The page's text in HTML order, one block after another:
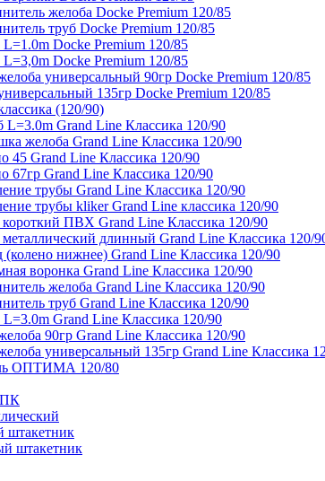
желоба Docke Premium 120/85
труб Docke Premium 120/85
L=1.0m Docke Premium 120/85
L=3,0m Docke Premium 120/85
универсальный 90гр Docke Premium 120/85
135гр Docke Premium 120/85
(120/90)
L=3.0m Grand Line Классика 120/90
желоба Grand Line Классика 120/90
45 Grand Line Классика 120/90
67гр Grand Line Классика 120/90
трубы Grand Line Классика 120/90
трубы kliker Grand Line классика 120/90
ПВХ Grand Line Классика 120/90
длинный Grand Line Классика 120/
(колено нижнее) Grand Line Классика 120/90
воронка Grand Line Классика 120/90
желоба Grand Line Классика 120/90
труб Grand Line Классика 120/90
L=3.0m Grand Line Классика 120/90
90гр Grand Line Классика 120/90
универсальный 135гр Grand Line Классика
ОПТИМА 120/80
штакетник
штакетник